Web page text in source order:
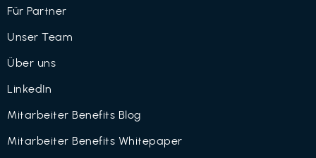
Für Partner
Unser Team
Über uns
LinkedIn
Mitarbeiter Benefits Blog
Mitarbeiter Benefits Whitepaper